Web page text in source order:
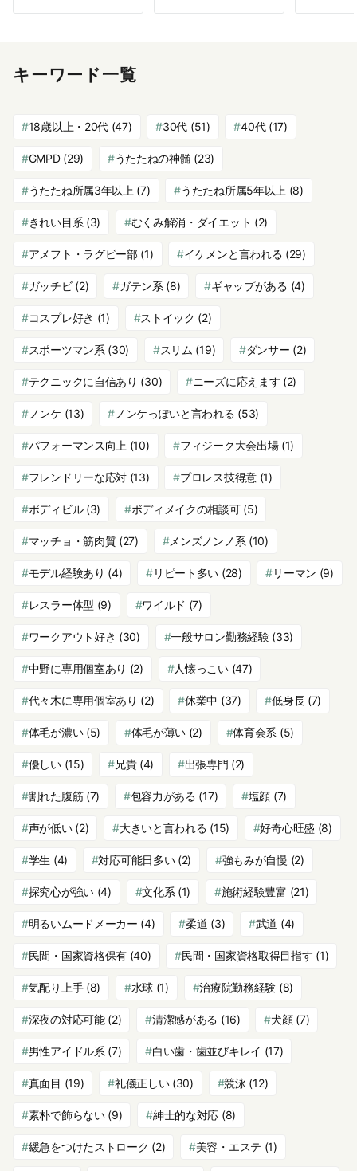
キーワード一覧
18歳以上・20代 (47) 30代 (51) 40代(17)
GMPD(29) うたたねの神髄 (23)
うたたね所属3年以上 (7) うたたね所属5年以上 (8)
きれい目系 (3) むくみ解消・ダイエット (2)
アメフト・ラグビー部(1) イケメンと言われる (29)
ガッチビ(2) ガテン系 (8) ギャップがある (4)
コスプレ好き (1) ストイック (2)
スポーツマン系 (30) スリム (19) ダンサー (2)
テクニックに自信あり (30) ニーズに応えます (2)
ノンケ (13) ノンケっぽいと言われる (53)
パフォーマンス向上 (10) フィジーク大会出場(1)
フレンドリーな応対 (13) プロレス技得意(1)
ボディビル(3) ボディメイクの相談可(5)
マッチョ・筋肉質(27) メンズノンノ系 (10)
モデル経験あり (4) リピート多い (28) リーマン (9)
レスラー体型 (9) ワイルド (7)
ワークアウト好き (30) 一般サロン勤務経験(33)
中野に専用個室あり (2) 人懐っこい(47)
代々木に専用個室あり (2) 休業中 (37) 低身長(7)
体毛が濃い(5) 体毛が薄い (2) 体育会系 (5)
優しい(15) 兄貴(4) 出張専門 (2)
割れた腹筋(7) 包容力がある (17) 塩顔 (7)
声が低い(2) 大きいと言われる (15) 好奇心旺盛 (8)
学生 (4) 対応可能日多い(2) 強もみが自慢 (2)
探究心が強い(4) 文化系 (1) 施術経験豊富 (21)
明るいムードメーカー (4) 柔道 (3) 武道 (4)
民間・国家資格保有 (40) 民間・国家資格取得目指す (1)
気配り上手(8) 水球(1) 治療院勤務経験 (8)
深夜の対応可能(2) 清潔感がある (16) 犬顔(7)
男性アイドル系 (7) 白い歯・歯並びキレイ (17)
真面目 (19) 礼儀正しい(30) 競泳 (12)
素朴で飾らない(9) 紳士的な対応 (8)
緩急をつけたストローク (2) 美容・エステ (1)